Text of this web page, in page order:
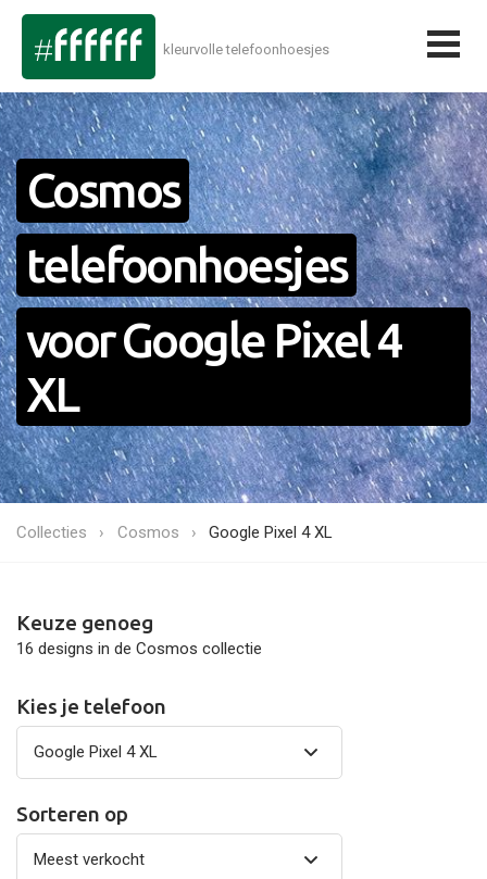
kleurvolle telefoonhoesjes
Cosmos
telefoonhoesjes
voor Google Pixel 4
XL
Collecties Cosmos Google Pixel 4 XL
Keuze genoeg
16 designs in de Cosmos collectie
Kies je telefoon
Sorteren op